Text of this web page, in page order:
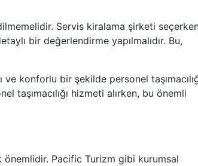
Servis kiralama şirketi
bir değerlendirme yapılmalıdır. Bu,
konforlu bir şekilde personel
taşımacılığı hizmeti alırken, bu önemli
önemlidir. Pacific Turizm gibi kurumsal